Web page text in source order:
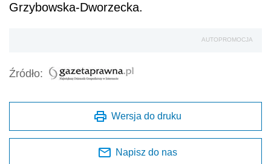
Grzybowska-Dworzecka.
AUTOPROMOCJA
Źródło:
Wersja do druku
Napisz do nas